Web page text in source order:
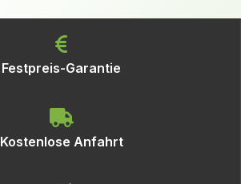
Festpreis-Garantie
Kostenlose Anfahrt